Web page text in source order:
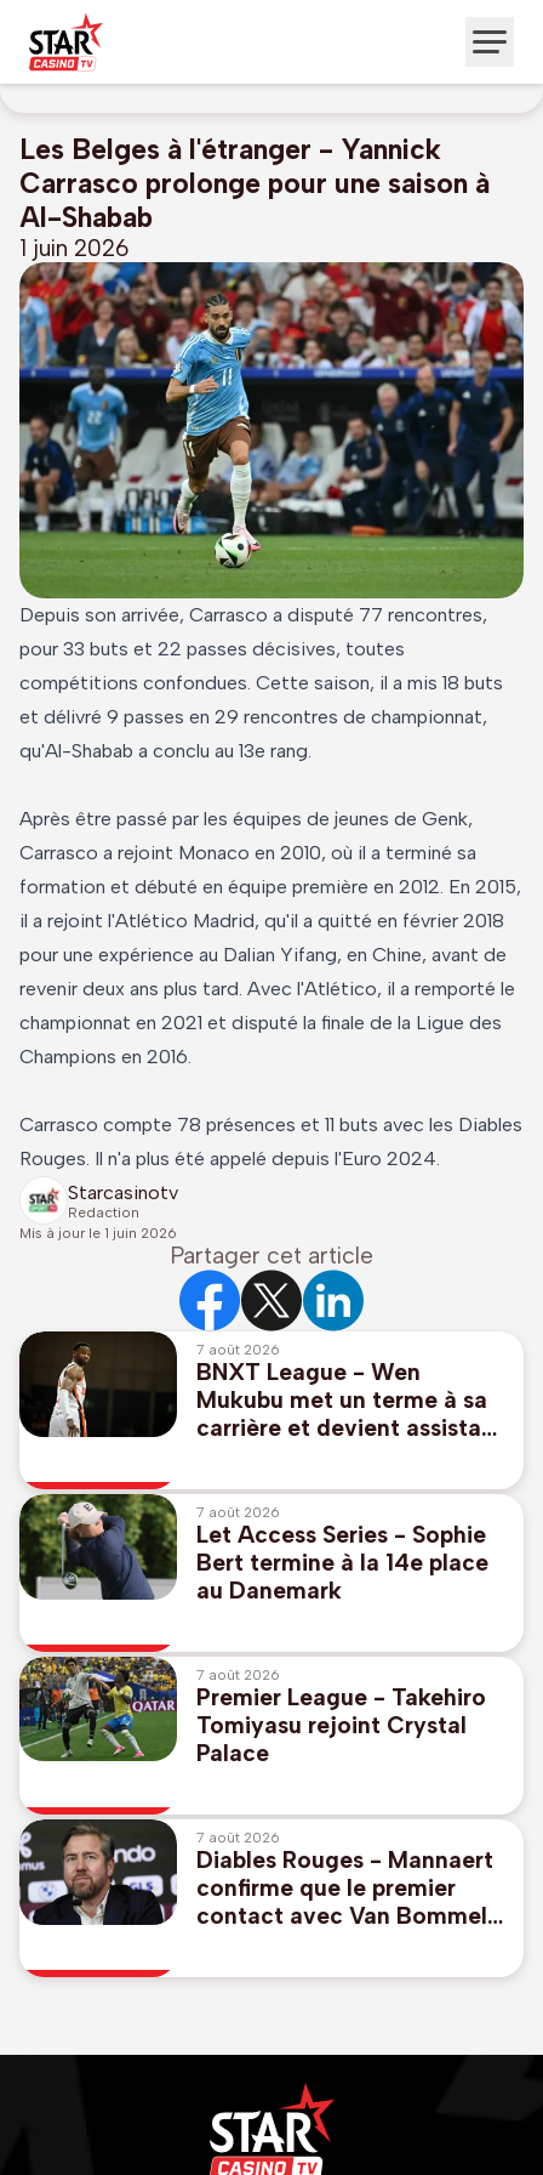
Les Belges à l'étranger - Yannick
Carrasco prolonge pour une saison à
Al-Shabab
1 juin 2026
Depuis son arrivée, Carrasco a disputé 77 rencontres,
pour 33 buts et 22 passes décisives, toutes
compétitions confondues. Cette saison, il a mis 18 buts
et délivré 9 passes en 29 rencontres de championnat,
qu'Al-Shabab a conclu au 13e rang.
Après être passé par les équipes de jeunes de Genk,
Carrasco a rejoint Monaco en 2010, où il a terminé sa
formation et débuté en équipe première en 2012. En 2015,
il a rejoint l'Atlético Madrid, qu'il a quitté en février 2018
pour une expérience au Dalian Yifang, en Chine, avant de
revenir deux ans plus tard. Avec l'Atlético, il a remporté le
championnat en 2021 et disputé la finale de la Ligue des
Champions en 2016.
Carrasco compte 78 présences et 11 buts avec les Diables
Rouges. Il n'a plus été appelé depuis l'Euro 2024.
Starcasinotv
Redaction
Mis à jour le 1 juin 2026
Partager cet article
7 août 2026
BNXT League - Wen
Mukubu met un terme à sa
carrière et devient assistant
Ostende
7 août 2026
Let Access Series - Sophie
Bert termine à la 14e place
au Danemark
7 août 2026
Premier League - Takehiro
Tomiyasu rejoint Crystal
Palace
7 août 2026
Diables Rouges - Mannaert
confirme que le premier
contact avec Van Bommel